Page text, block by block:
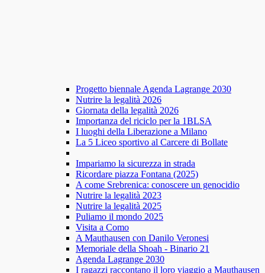
Progetto biennale Agenda Lagrange 2030
Nutrire la legalità 2026
Giornata della legalità 2026
Importanza del riciclo per la 1BLSA
I luoghi della Liberazione a Milano
La 5 Liceo sportivo al Carcere di Bollate
Impariamo la sicurezza in strada
Ricordare piazza Fontana (2025)
A come Srebrenica: conoscere un genocidio
Nutrire la legalità 2023
Nutrire la legalità 2025
Puliamo il mondo 2025
Visita a Como
A Mauthausen con Danilo Veronesi
Memoriale della Shoah - Binario 21
Agenda Lagrange 2030
I ragazzi raccontano il loro viaggio a Mauthausen